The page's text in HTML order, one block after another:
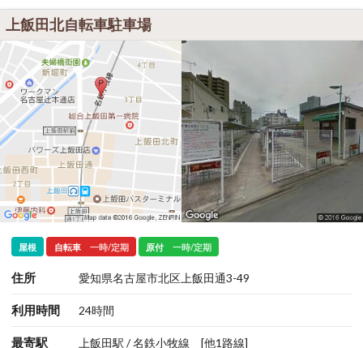
上飯田北自転車駐車場
屋根 自転車 一時/定期 原付 一時/定期
住所 愛知県名古屋市北区上飯田通3-49
利用時間 24時間
最寄駅 上飯田駅 / 名鉄小牧線 [他1路線]